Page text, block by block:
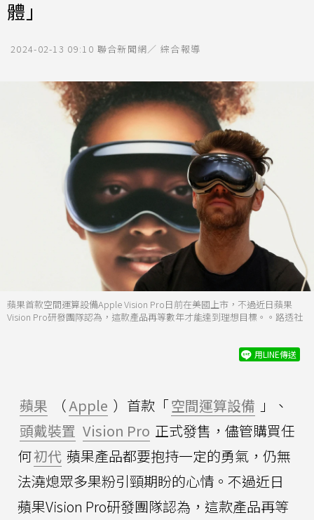
體」
2024-02-13 09:10 聯合新聞網／ 綜合報導
蘋果首款空間運算設備Apple Vision Pro日前在美國上市，不過近日蘋果
Vision Pro研發團隊認為，這款產品再等數年才能達到理想目標。。路透社
用LINE傳送
蘋果 （Apple ）首款「空間運算設備 」、
頭戴裝置 Vision Pro 正式發售，儘管購買任
何初代 蘋果產品都要抱持一定的勇氣，仍無
法澆熄眾多果粉引頸期盼的心情。不過近日
蘋果Vision Pro研發團隊認為，這款產品再等